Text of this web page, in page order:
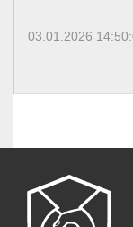
03.01.2026